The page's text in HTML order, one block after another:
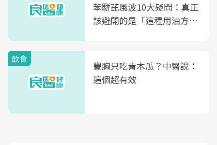
苯駢芘風波10大疑問：真正
該避開的是「這種用油方
飲食
豐胸只吃青木瓜？中醫說：
這個超有效